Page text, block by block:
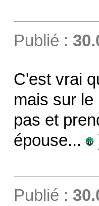
Publié :
C'est vrai
mais sur
pas et
épouse...
Publié :